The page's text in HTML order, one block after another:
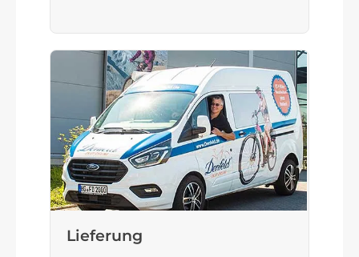
Sattelstütze
CUBE Dropper Post, Handlebar Lever, Internal
Cable Routing, 31.6mm
Lieferung